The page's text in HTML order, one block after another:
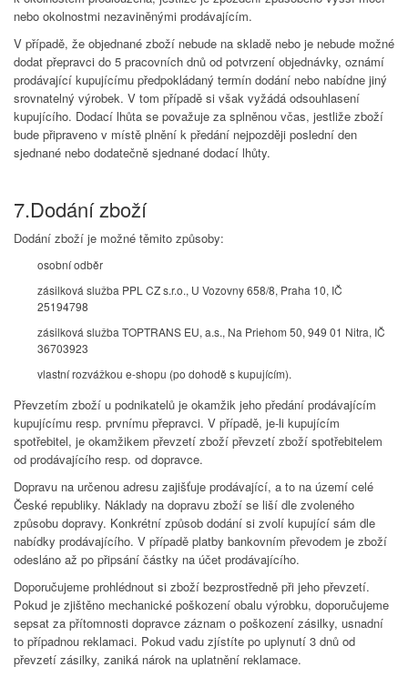
nebo okolnostmi nezaviněnými prodávajícím.
V případě, že objednané zboží nebude na skladě nebo je nebude možné
dodat přepravci do 5 pracovních dnů od potvrzení objednávky, oznámí
prodávající kupujícímu předpokládaný termín dodání nebo nabídne jiný
srovnatelný výrobek. V tom případě si však vyžádá odsouhlasení
kupujícího. Dodací lhůta se považuje za splněnou včas, jestliže zboží
bude připraveno v místě plnění k předání nejpozději poslední den
sjednané nebo dodatečně sjednané dodací lhůty.
7.Dodání zboží
Dodání zboží je možné těmito způsoby:
osobní odběr
zásilková služba PPL CZ s.r.o., U Vozovny 658/8, Praha 10, IČ
25194798
zásilková služba TOPTRANS EU, a.s., Na Priehom 50, 949 01 Nitra, IČ
36703923
vlastní rozvážkou e-shopu (po dohodě s kupujícím).
Převzetím zboží u podnikatelů je okamžik jeho předání prodávajícím
kupujícímu resp. prvnímu přepravci. V případě, je-li kupujícím
spotřebitel, je okamžikem převzetí zboží převzetí zboží spotřebitelem
od prodávajícího resp. od dopravce.
Dopravu na určenou adresu zajišťuje prodávající, a to na území celé
České republiky. Náklady na dopravu zboží se liší dle zvoleného
způsobu dopravy. Konkrétní způsob dodání si zvolí kupující sám dle
nabídky prodávajícího. V případě platby bankovním převodem je zboží
odesláno až po připsání částky na účet prodávajícího.
Doporučujeme prohlédnout si zboží bezprostředně při jeho převzetí.
Pokud je zjištěno mechanické poškození obalu výrobku, doporučujeme
sepsat za přítomnosti dopravce záznam o poškození zásilky, usnadní
to případnou reklamaci. Pokud vadu zjístíte po uplynutí 3 dnů od
převzetí zásilky, zaniká nárok na uplatnění reklamace.